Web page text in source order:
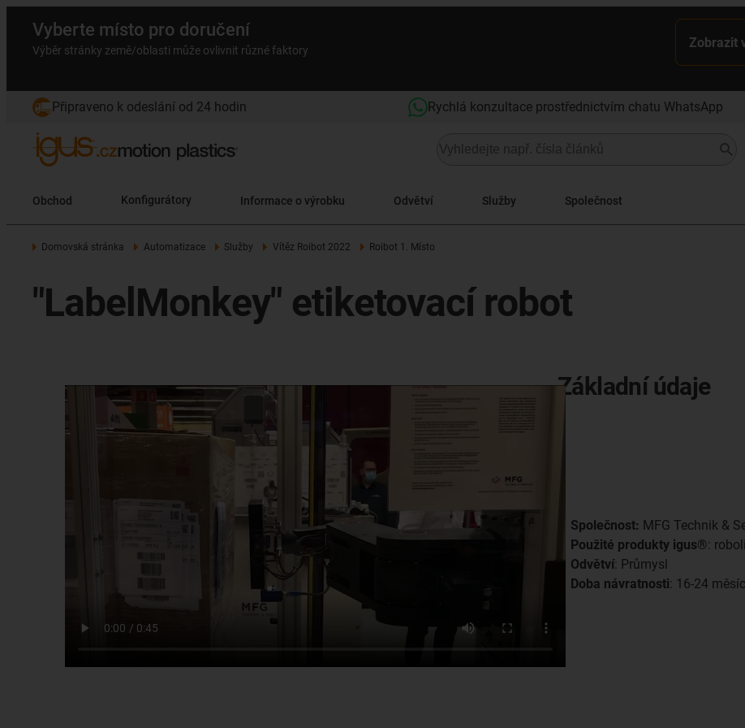
Vyberte místo pro doručení
Výběr stránky země/oblasti může ovlivnit různé faktory
Zobrazit
Připraveno k odeslání od 24 hodin Rychlá konzultace prostřednictvím chatu WhatsApp
Obchod Konfigurátory Informace o výrobku Odvětví Služby Společnost
Domovská stránka Automatizace Služby Vítěz Roibot 2022 Roibot 1. Místo
"LabelMonkey" etiketovací robot
Základní údaje
Společnost: MFG Technik &
Použité produkty igus®:
Odvětví: Průmysl
Doba návratnosti: 16-24